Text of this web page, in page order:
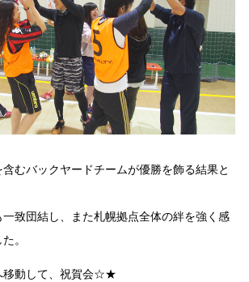
むバックヤードチームが優勝を飾る結果と
致団結し、また札幌拠点全体の絆を強く感
。
移動して、祝賀会☆★